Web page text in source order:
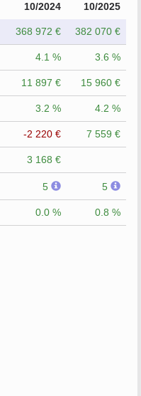
10/2024 10/2025
368 972 € 382 070 €
4.1 % 3.6 %
11 897 € 15 960 €
3.2 % 4.2 %
-2 220 € 7 559 €
3 168 €
5 5
0.0 %
0.8 %